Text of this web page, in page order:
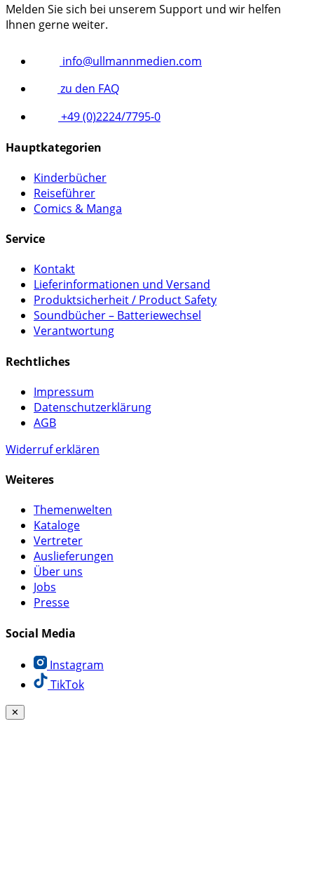
Melden Sie sich bei unserem Support und wir helfen
Ihnen gerne weiter.
info@ullmannmedien.com
zu den FAQ
+49 (0)2224/7795-0
Hauptkategorien
Kinderbücher
Reiseführer
Comics & Manga
Service
Kontakt
Lieferinformationen und Versand
Produktsicherheit / Product Safety
Soundbücher – Batteriewechsel
Verantwortung
Rechtliches
Impressum
Datenschutzerklärung
AGB
Widerruf erklären
Weiteres
Themenwelten
Kataloge
Vertreter
Auslieferungen
Über uns
Jobs
Presse
Social Media
Instagram
TikTok
✕